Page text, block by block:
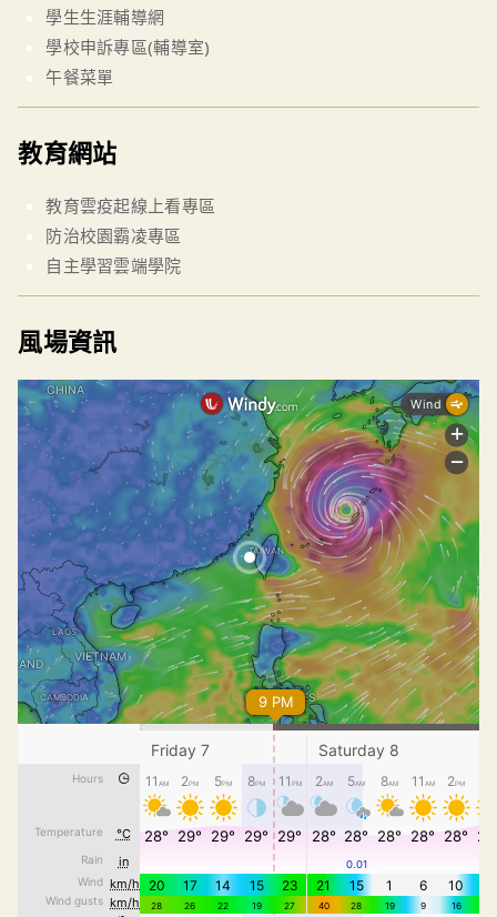
學生生涯輔導網
學校申訴專區(輔導室)
午餐菜單
教育網站
教育雲疫起線上看專區
防治校園霸凌專區
自主學習雲端學院
風場資訊